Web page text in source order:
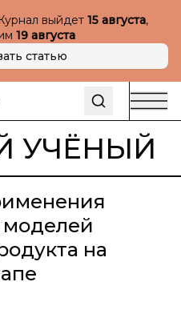
выйдет 15 августа,
19 августа
статью
УЧЁНЫЙ
на